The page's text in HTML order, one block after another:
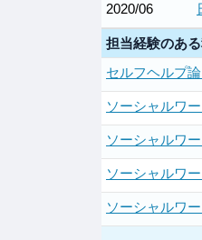
2020/06
担当経験のある
セルフヘルプ論
ソーシャルワ
ソーシャルワ
ソーシャルワ
ソーシャルワ